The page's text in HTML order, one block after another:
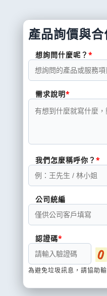
產品詢價與
想詢問什麼呢？
需求說明
我們怎麼稱呼你？
公司統編
認證碼
為避免垃圾訊息，請協助